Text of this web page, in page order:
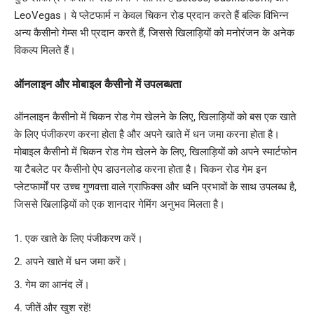
LeoVegas। ये प्लेटफार्म न केवल चिकन रोड प्रदान करते हैं बल्कि विभिन्न
अन्य कैसीनो गेम्स भी प्रदान करते हैं, जिससे खिलाड़ियों को मनोरंजन के अनेक
विकल्प मिलते हैं।
ऑनलाइन और मोबाइल कैसीनो में उपलब्धता
ऑनलाइन कैसीनो में चिकन रोड गेम खेलने के लिए, खिलाड़ियों को बस एक खाते
के लिए पंजीकरण करना होता है और अपने खाते में धन जमा करना होता है।
मोबाइल कैसीनो में चिकन रोड गेम खेलने के लिए, खिलाड़ियों को अपने स्मार्टफोन
या टैबलेट पर कैसीनो ऐप डाउनलोड करना होता है। चिकन रोड गेम इन
प्लेटफार्मों पर उच्च गुणवत्ता वाले ग्राफिक्स और ध्वनि प्रभावों के साथ उपलब्ध है,
जिससे खिलाड़ियों को एक शानदार गेमिंग अनुभव मिलता है।
एक खाते के लिए पंजीकरण करें।
अपने खाते में धन जमा करें।
गेम का आनंद लें।
जीतें और खुश रहें!